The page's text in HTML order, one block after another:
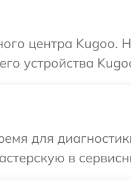
центра
устройства
для
в